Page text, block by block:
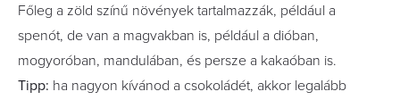
Főleg a zöld színű növények tartalmazzák, például a
spenót, de van a magvakban is, például a dióban,
mogyoróban, mandulában, és persze a kakaóban is.
Tipp: ha nagyon kívánod a csokoládét, akkor legalább